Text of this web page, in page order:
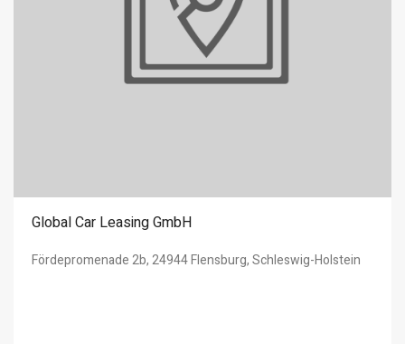
Global Car Leasing GmbH
Fördepromenade 2b, 24944 Flensburg, Schleswig-Holstein